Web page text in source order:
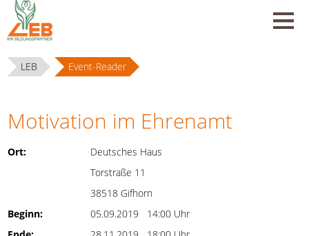
LEB Event-Reader
Motivation im Ehrenamt
Ort:
Deutsches Haus
Torstraße 11
38518 Gifhorn
Beginn:
05.09.2019 14:00 Uhr